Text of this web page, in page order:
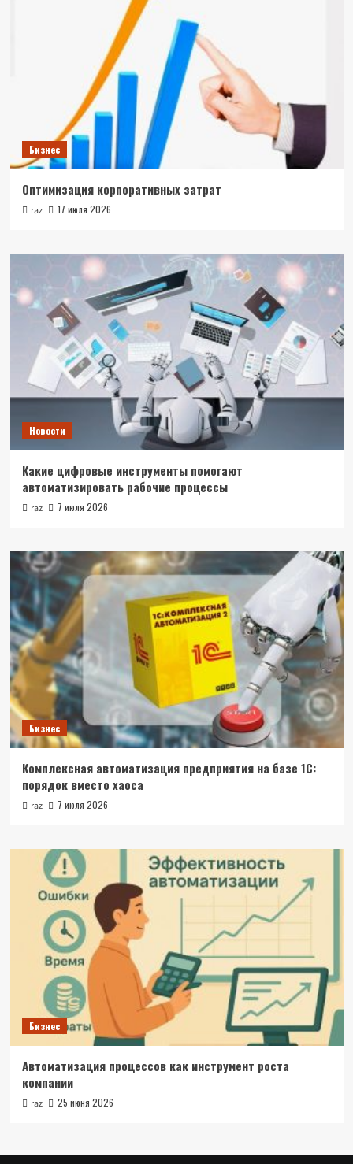
Бизнес
Оптимизация корпоративных затрат
raz 17 июля 2026
Новости
Какие цифровые инструменты помогают
автоматизировать рабочие процессы
raz 7 июля 2026
Бизнес
Комплексная автоматизация предприятия на базе 1С:
порядок вместо хаоса
raz 7 июля 2026
Бизнес
Автоматизация процессов как инструмент роста
компании
raz 25 июня 2026